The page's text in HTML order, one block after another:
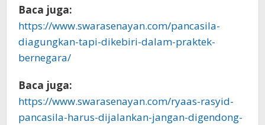
Baca juga:
https://www.swarasenayan.com/pancasila-
diagungkan-tapi-dikebiri-dalam-praktek-
bernegara/
Baca juga:
https://www.swarasenayan.com/ryaas-rasyid-
pancasila-harus-dijalankan-jangan-digendong-